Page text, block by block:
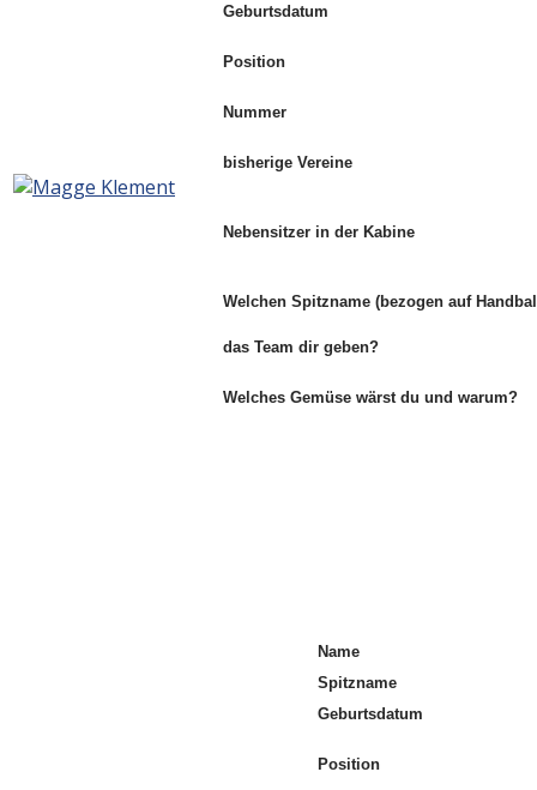
Geburtsdatum
Position
Nummer
bisherige Vereine
Nebensitzer in der Kabine
Welchen Spitzname (bezogen auf
das Team dir geben?
Welches Gemüse wärst du und warum?
Name
Spitzname
Geburtsdatum
Position